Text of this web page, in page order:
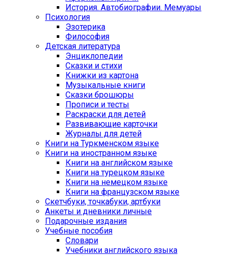
История. Автобиографии. Мемуары
Психология
Эзотерика
Философия
Детская литература
Энциклопедии
Сказки и стихи
Книжки из картона
Музыкальные книги
Сказки брошюры
Прописи и тесты
Раскраски для детей
Развивающие карточки
Журналы для детей
Книги на Туркменском языке
Книги на иностранном языке
Книги на английском языке
Книги на турецком языке
Книги на немецком языке
Книги на французском языке
Cкетчбуки, точкабуки, артбуки
Анкеты и дневники личные
Подарочные издания
Учебные пособия
Словари
Учебники английского языка